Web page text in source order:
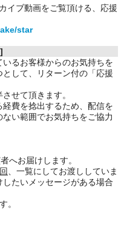
イブ動画をご覧頂ける、応援
star
るお客様からのお気持ちを
して、リターン付の「応援
せて頂きます。
費を捻出するため、配信を
い範囲でお気持ちをご協力
へお届けします。
、一覧にしてお渡ししていま
たいメッセージがある場合
。